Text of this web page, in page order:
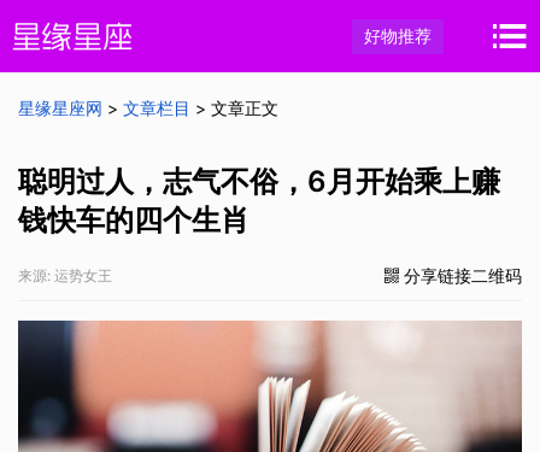
好物推荐
星缘星座网 > 文章栏目 > 文章正文
聪明过人，志气不俗，6月开始乘上赚
钱快车的四个生肖
来源: 运势女王 分享链接二维码